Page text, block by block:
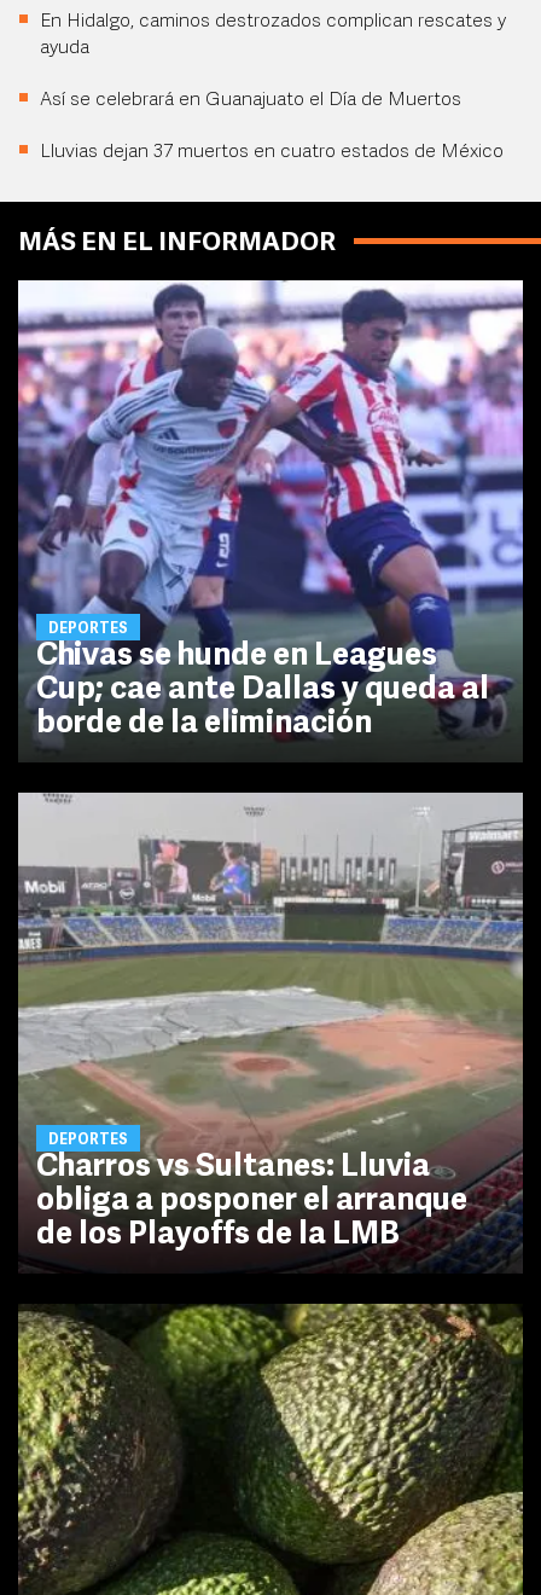
En Hidalgo, caminos destrozados complican rescates y
ayuda
Así se celebrará en Guanajuato el Día de Muertos
Lluvias dejan 37 muertos en cuatro estados de México
MÁS EN EL INFORMADOR
DEPORTES
Chivas se hunde en Leagues
Cup; cae ante Dallas y queda al
borde de la eliminación
DEPORTES
Charros vs Sultanes: Lluvia
obliga a posponer el arranque
de los Playoffs de la LMB